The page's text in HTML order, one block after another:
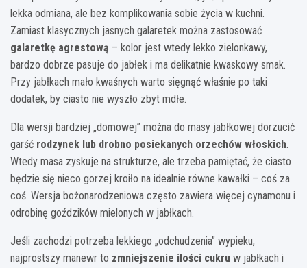
lekka odmiana, ale bez komplikowania sobie życia w kuchni.
Zamiast klasycznych jasnych galaretek można zastosować
galaretkę agrestową – kolor jest wtedy lekko zielonkawy,
bardzo dobrze pasuje do jabłek i ma delikatnie kwaskowy smak.
Przy jabłkach mało kwaśnych warto sięgnąć właśnie po taki
dodatek, by ciasto nie wyszło zbyt mdłe.
Dla wersji bardziej „domowej” można do masy jabłkowej dorzucić
garść rodzynek lub drobno posiekanych orzechów włoskich.
Wtedy masa zyskuje na strukturze, ale trzeba pamiętać, że ciasto
będzie się nieco gorzej kroiło na idealnie równe kawałki – coś za
coś. Wersja bożonarodzeniowa często zawiera więcej cynamonu i
odrobinę goździków mielonych w jabłkach.
Jeśli zachodzi potrzeba lekkiego „odchudzenia” wypieku,
najprostszy manewr to zmniejszenie ilości cukru w jabłkach i